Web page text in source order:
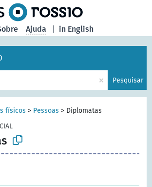
in English
Ajuda
× Pesquisar
físicos > Pessoas > Diplomatas